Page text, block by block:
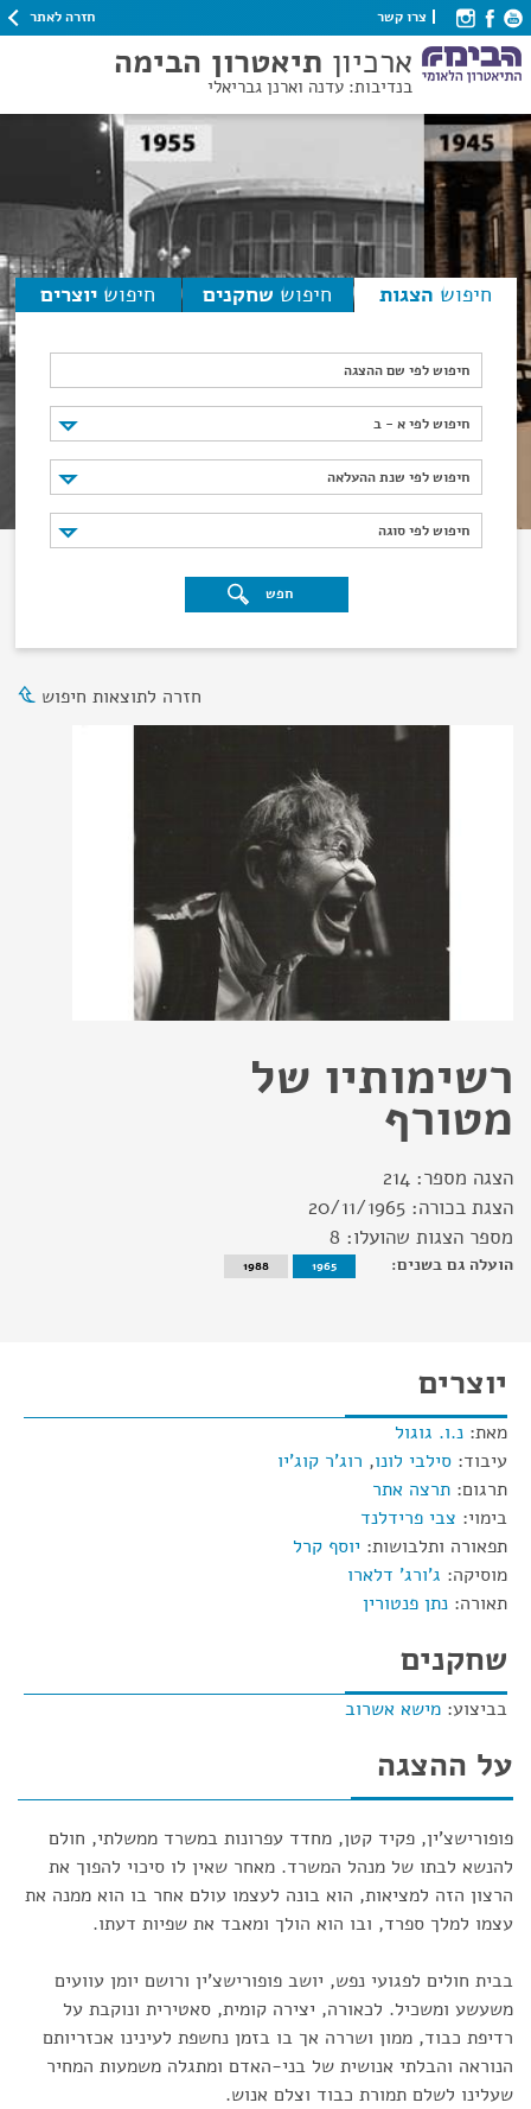
צרו קשר חזרה לאתר
ארכיון תיאטרון הבימה
בנדיבות: עדנה וארנן גבריאלי
חיפוש הצגות חיפוש שחקנים חיפוש יוצרים
חיפוש לפי שם ההצגה
חיפוש לפי א - ב
חיפוש לפי א - ב
חיפוש לפי שנת ההעלאה
חיפוש לפי שנת ההעלאה
חיפוש לפי סוגה
חיפוש לפי סוגה
חפש
חזרה לתוצאות חיפוש
רשימותיו של
מטורף
הצגה מספר: 214
הצגת בכורה: 20/11/1965
מספר הצגות שהועלו: 8
הועלה גם בשנים: 1965
1988
יוצרים
מאת: נ.ו. גוגול
עיבוד: סילבי לונו, רוג'ר קוג'יו
תרגום: תרצה אתר
בימוי: צבי פרידלנד
תפאורה ותלבושות: יוסף קרל
מוסיקה: ג'ורג' דלארו
תאורה: נתן פנטורין
שחקנים
בביצוע: מישא אשרוב
על ההצגה
פופורישצ'ין, פקיד קטן, מחדד עפרונות במשרד ממשלתי, חולם
להנשא לבתו של מנהל המשרד. מאחר שאין לו סיכוי להפוך את
הרצון הזה למציאות, הוא בונה לעצמו עולם אחר בו הוא ממנה את
עצמו למלך ספרד, ובו הוא הולך ומאבד את שפיות דעתו.
בבית חולים לפגועי נפש, יושב פופורישצ'ין ורושם יומן עוועים
משעשע ומשכיל. לכאורה, יצירה קומית, סאטירית ונוקבת על
רדיפת כבוד, ממון ושררה אך בו בזמן נחשפת לעינינו אכזריותם
הנוראה והבלתי אנושית של בני-האדם ומתגלה משמעות המחיר
שעלינו לשלם תמורת כבוד וצלם אנוש.